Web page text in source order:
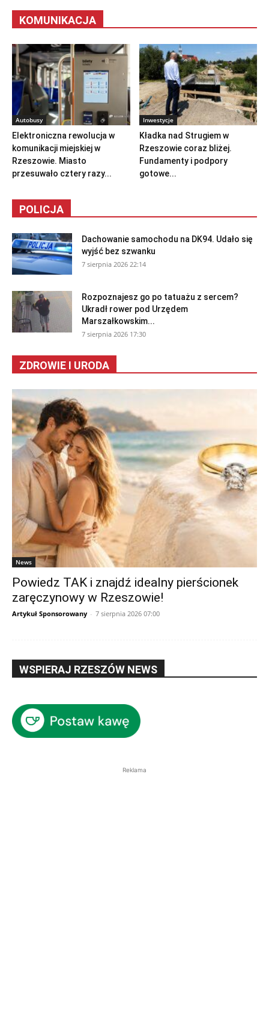
KOMUNIKACJA
Autobusy
Elektroniczna rewolucja w
komunikacji miejskiej w
Rzeszowie. Miasto
przesuwało cztery razy...
Inwestycje
Kładka nad Strugiem w
Rzeszowie coraz bliżej.
Fundamenty i podpory
gotowe...
POLICJA
Dachowanie samochodu na DK94. Udało się
wyjść bez szwanku
7 sierpnia 2026 22:14
Rozpoznajesz go po tatuażu z sercem?
Ukradł rower pod Urzędem
Marszałkowskim...
7 sierpnia 2026 17:30
ZDROWIE I URODA
News
Powiedz TAK i znajdź idealny pierścionek
zaręczynowy w Rzeszowie!
Artykuł Sponsorowany - 7 sierpnia 2026 07:00
WSPIERAJ RZESZÓW NEWS
Reklama